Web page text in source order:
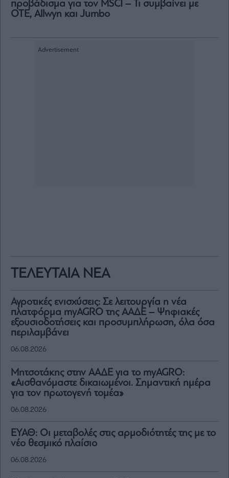
ΤΕΛΕΥΤΑΙΑ ΝΕΑ
Αγροτικές ενισχύσεις: Σε λειτουργία η νέα
πλατφόρμα myAGRO της ΑΑΔΕ – Ψηφιακές
εξουσιοδοτήσεις και προσυμπλήρωση, όλα όσα
περιλαμβάνει
06.08.2026
Μητσοτάκης στην ΑΑΔΕ για το myAGRO:
«Αισθανόμαστε δικαιωμένοι. Σημαντική ημέρα
για τον πρωτογενή τομέα»
06.08.2026
ΕΥΑΘ: Οι μεταβολές στις αρμοδιότητές της με το
νέο θεσμικό πλαίσιο
06.08.2026
προβάδισμα για τον MSCI – Τι συμβαίνει με
ΟΤΕ, Allwyn και Jumbo